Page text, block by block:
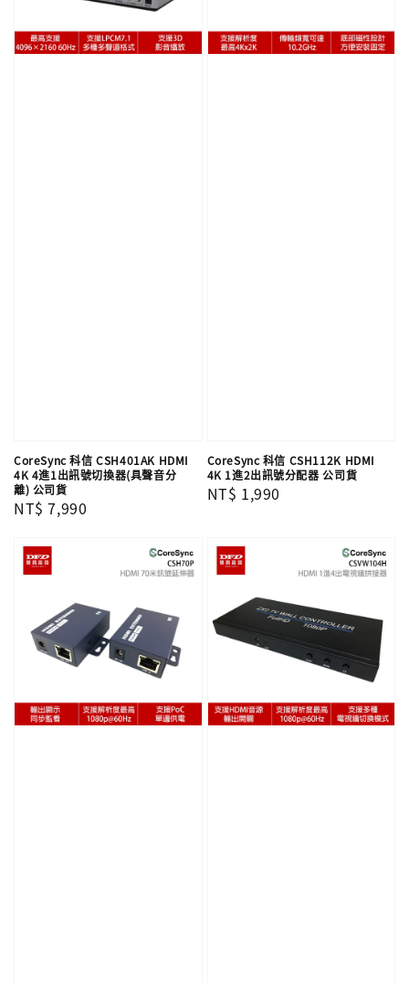
CoreSync 科信 CSH401AK HDMI
4K 4進1出訊號切換器(具聲音分
離) 公司貨
Regular
NT$ 7,990
CoreSync 科信 CSH112K HDMI
4K 1進2出訊號分配器 公司貨
Regular
NT$ 1,990